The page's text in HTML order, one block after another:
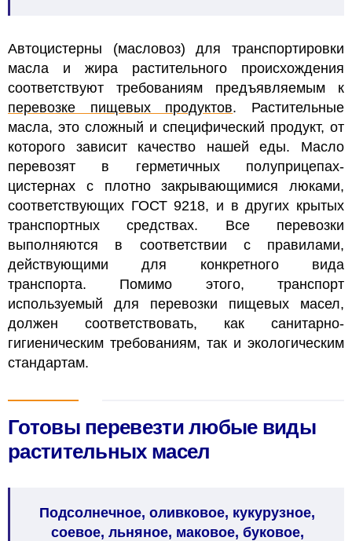
Автоцистерны (масловоз) для транспортировки
масла и жира растительного происхождения
соответствуют требованиям предъявляемым к
перевозке пищевых продуктов. Растительные
масла, это сложный и специфический продукт, от
которого зависит качество нашей еды. Масло
перевозят в герметичных полуприцепах-
цистернах с плотно закрывающимися люками,
соответствующих ГОСТ 9218, и в других крытых
транспортных средствах. Все перевозки
выполняются в соответствии с правилами,
действующими для конкретного вида
транспорта. Помимо этого, транспорт
используемый для перевозки пищевых масел,
должен соответствовать, как санитарно-
гигиеническим требованиям, так и экологическим
стандартам.
Готовы перевезти любые виды
растительных масел
Подсолнечное, оливковое, кукурузное,
соевое, льняное, маковое, буковое,